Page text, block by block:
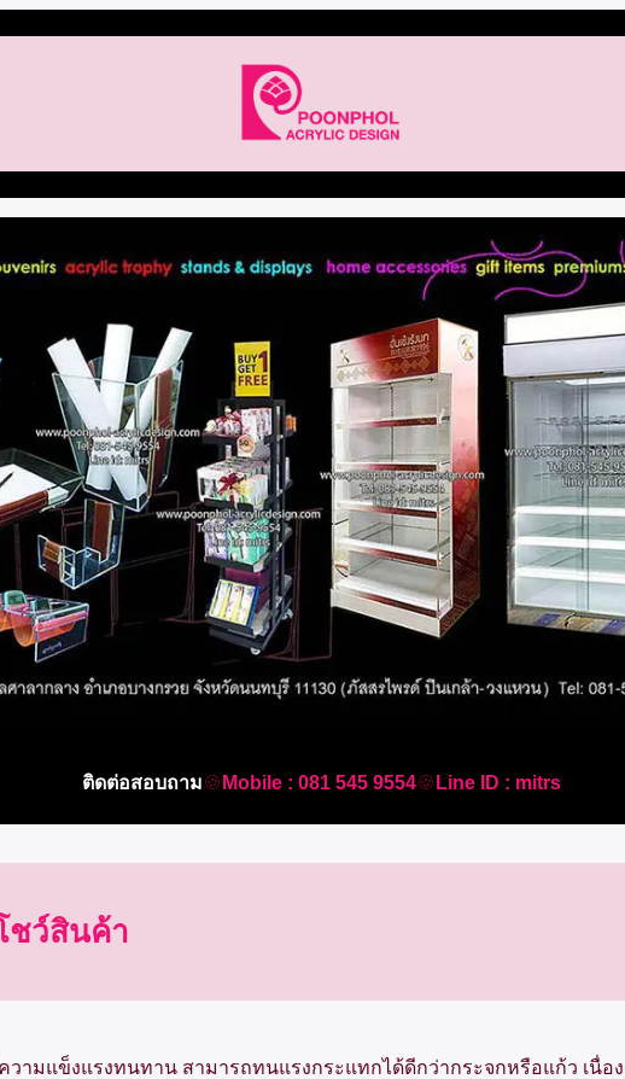
ติดต่อสอบถาม🍪 Mobile : 081 545 9554🍪 Line ID : mitrs
ชว์สินค้า
วามแข็งแรงทนทาน สามารถทนแรงกระแทกได้ดีกว่ากระจกหรือแก้ว เนื่